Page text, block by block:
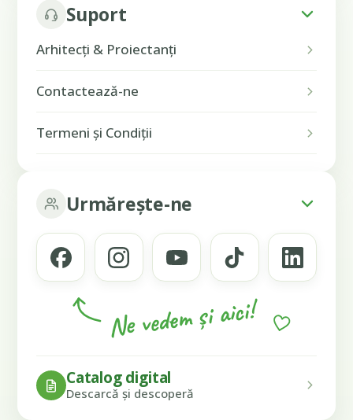
Suport
Arhitecți & Proiectanți
Contactează-ne
Termeni și Condiții
Urmărește-ne
Ne vedem și aici!
Catalog digital
Descarcă și descoperă